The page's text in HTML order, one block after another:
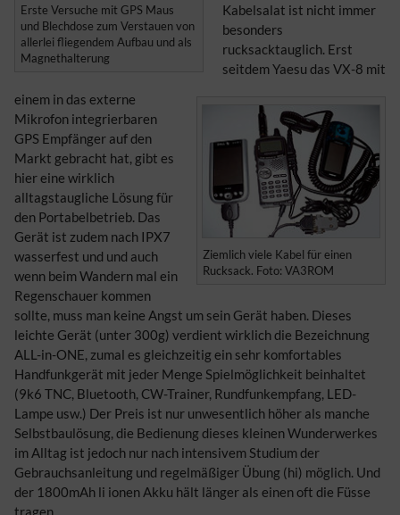
Erste Versuche mit GPS Maus
und Blechdose zum Verstauen von
allerlei fliegendem Aufbau und als
Magnethalterung
Ziemlich viele Kabel für einen
Rucksack. Foto: VA3ROM
Kabelsalat ist nicht immer
besonders
rucksacktauglich. Erst
seitdem Yaesu das VX-8 mit
einem in das externe
Mikrofon integrierbaren
GPS Empfänger auf den
Markt gebracht hat, gibt es
hier eine wirklich
alltagstaugliche Lösung für
den Portabelbetrieb. Das
Gerät ist zudem nach IPX7
wasserfest und und auch
wenn beim Wandern mal ein
Regenschauer kommen
sollte, muss man keine Angst um sein Gerät haben. Dieses
leichte Gerät (unter 300g) verdient wirklich die Bezeichnung
ALL-in-ONE, zumal es gleichzeitig ein sehr komfortables
Handfunkgerät mit jeder Menge Spielmöglichkeit beinhaltet
(9k6 TNC, Bluetooth, CW-Trainer, Rundfunkempfang, LED-
Lampe usw.) Der Preis ist nur unwesentlich höher als manche
Selbstbaulösung, die Bedienung dieses kleinen Wunderwerkes
im Alltag ist jedoch nur nach intensivem Studium der
Gebrauchsanleitung und regelmäßiger Übung (hi) möglich. Und
der 1800mAh li ionen Akku hält länger als einen oft die Füsse
tragen.